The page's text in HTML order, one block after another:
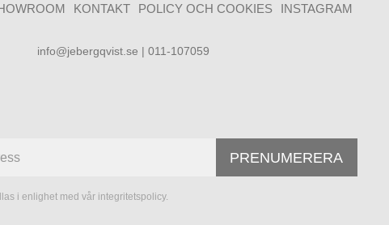
KONTAKT POLICY OCH COOKIES INSTAGRAM
info@jebergqvist.se | 011-107059
PRENUMERERA
i enlighet med vår integritetspolicy.